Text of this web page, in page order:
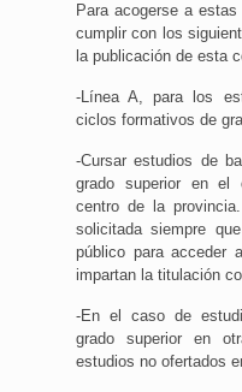
Para acogerse a
cumplir con los
la publicación de esta
-Línea A, para los
ciclos formativos de
-Cursar estudios de
grado superior en el
centro de la
solicitada siempre
público para acceder
impartan la titulación
-En el caso de
grado superior en
estudios no ofertados